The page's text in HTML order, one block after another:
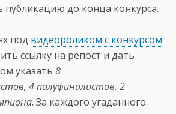
публикацию до конца конкурса.
под видеороликом с конкурсом
ссылку на репост и дать
указать 8
4 полуфиналистов, 2
. За каждого угаданного: